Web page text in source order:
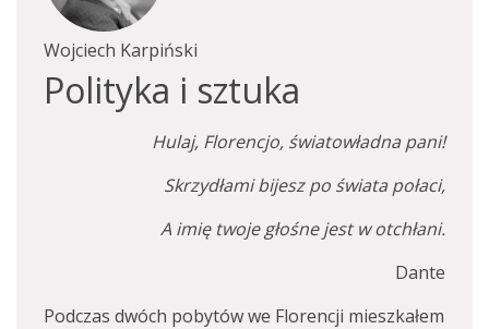
Wojciech Karpiński
Polityka i sztuka
Hulaj, Florencjo, światowładna pani!
Skrzydłami bijesz po świata połaci,
A imię twoje głośne jest w otchłani.
Dante
Podczas dwóch pobytów we Florencji mieszkałem